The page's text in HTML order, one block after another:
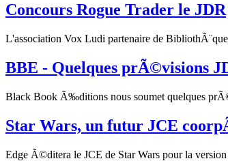
Concours Rogue Trader le JDR
L'association Vox Ludi partenaire de
BBE - Quelques prÃ©visions
Black Book Ã‰ditions nous soumet quelques
Star Wars, un futur JCE
Edge Ã©ditera le JCE de Star Wars pour la